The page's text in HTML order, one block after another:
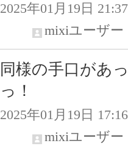
2025年01月19日 21:37
mixiユーザー
同様の手口があ
っ！
2025年01月19日 17:16
mixiユーザー